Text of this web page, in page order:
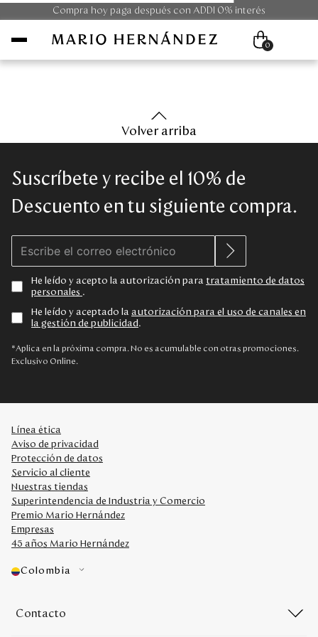
Compra hoy paga después con ADDI 0% interés
Hombre
Unisex
Colecciones
Outlet
Disney
Servicio al cliente
Nuestras Tiendas
Colombia
Panamá
0
Volver arriba
Suscríbete y recibe el 10% de
Descuento en tu siguiente compra.
He leído y acepto la autorización para tratamiento de datos
personales .
He leído y aceptado la autorización para el uso de canales en
la gestión de publicidad .
*Aplica en la próxima compra. No es acumulable con otras promociones.
Exclusivo Online.
Línea ética
Aviso de privacidad
Protección de datos
Servicio al cliente
Nuestras tiendas
Superintendencia de Industria y Comercio
Premio Mario Hernández
Empresas
45 años Mario Hernández
Colombia
Contacto